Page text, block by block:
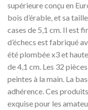
supérieure conçu en
bois d’érable, et sa
cases de 5,1 cm. Il est
d’échecs est fabriqué
été plombée x3 et
de 4,1 cm. Les 32
peintes à la main. La
adhérence. Ces
exquise pour les